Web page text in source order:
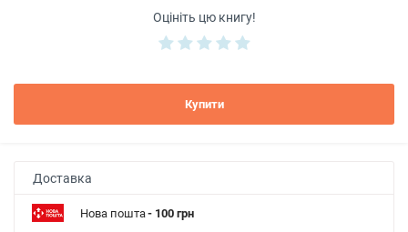
Оцініть цю книгу!
Купити
Доставка
Нова пошта- 100 грн